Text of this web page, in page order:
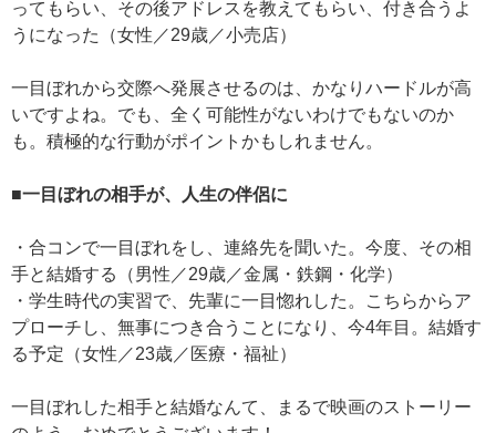
ってもらい、その後アドレスを教えてもらい、付き合うよ
うになった（女性／29歳／小売店）
一目ぼれから交際へ発展させるのは、かなりハードルが高
いですよね。でも、全く可能性がないわけでもないのか
も。積極的な行動がポイントかもしれません。
■一目ぼれの相手が、人生の伴侶に
・合コンで一目ぼれをし、連絡先を聞いた。今度、その相
手と結婚する（男性／29歳／金属・鉄鋼・化学）
・学生時代の実習で、先輩に一目惚れした。こちらからア
プローチし、無事につき合うことになり、今4年目。結婚す
る予定（女性／23歳／医療・福祉）
一目ぼれした相手と結婚なんて、まるで映画のストーリー